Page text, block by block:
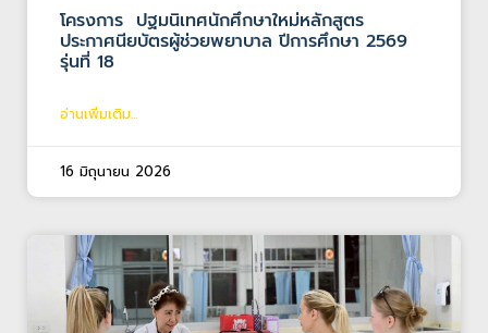
โครงการ ปฐมนิเทศนักศึกษาใหม่หลักสูตร
ประกาศนียบัตรผู้ช่วยพยาบาล ปีการศึกษา 2569
รุ่นที่ 18
อ่านเพิ่มเติม...
16 มิถุนายน 2026